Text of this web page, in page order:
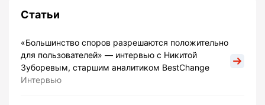
Статьи
«Большинство споров разрешаются положительно
для пользователей» — интервью с Никитой
Зуборевым, старшим аналитиком BestChange
Интервью